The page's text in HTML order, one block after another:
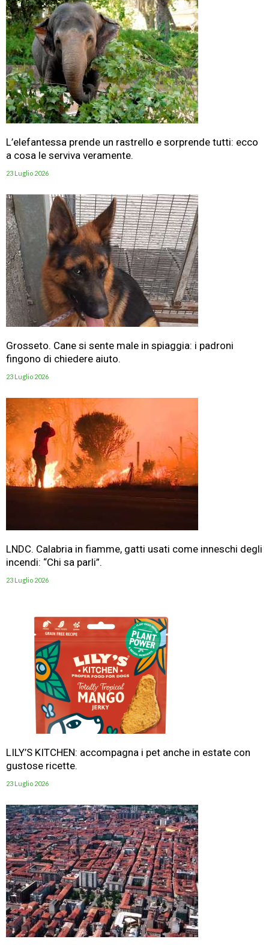
L’elefantessa prende un rastrello e sorprende tutti: ecco
a cosa le serviva veramente.
23 Luglio 2026
Grosseto. Cane si sente male in spiaggia: i padroni
fingono di chiedere aiuto.
23 Luglio 2026
LNDC. Calabria in fiamme, gatti usati come inneschi degli
incendi: “Chi sa parli”.
23 Luglio 2026
LILY’S KITCHEN: accompagna i pet anche in estate con
gustose ricette.
23 Luglio 2026